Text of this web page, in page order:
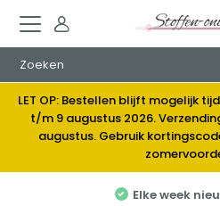
LET OP: Bestellen blijft mogelijk
t/m 9 augustus 2026.
augustus. Gebruik
Elke week